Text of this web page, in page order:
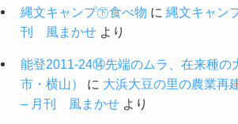
縄文キャンプ㊦食べ物 に 縄文キャン
刊 風まかせより
能登2011-24⑭先端のムラ、在来種の
市・横山）
に 大浜大豆の里の農業
– 月刊 風まかせより